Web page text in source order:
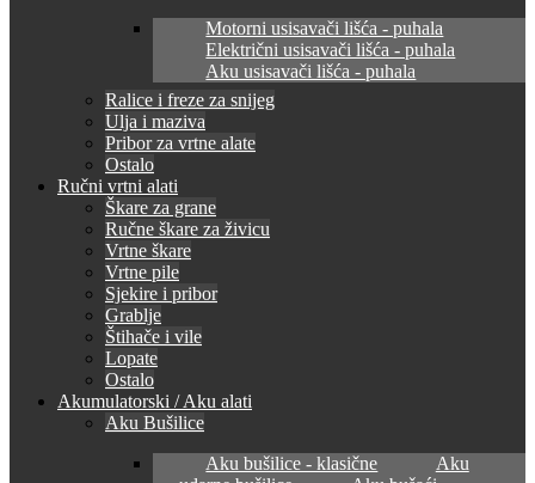
Motorni usisavači lišća - puhala
Električni usisavači lišća - puhala
Aku usisavači lišća - puhala
Ralice i freze za snijeg
Ulja i maziva
Pribor za vrtne alate
Ostalo
Ručni vrtni alati
Škare za grane
Ručne škare za živicu
Vrtne škare
Vrtne pile
Sjekire i pribor
Grablje
Štihače i vile
Lopate
Ostalo
Akumulatorski / Aku alati
Aku Bušilice
Aku bušilice - klasične
Aku